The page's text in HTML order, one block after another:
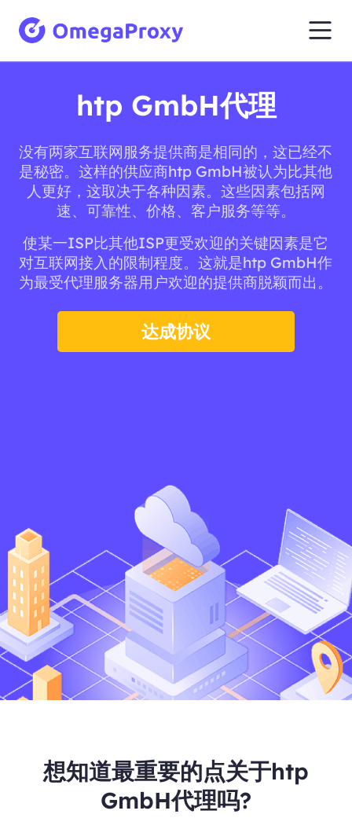
htp GmbH代理
没有两家互联网服务提供商是相同的，这已经不
是秘密。这样的供应商htp GmbH被认为比其他
人更好，这取决于各种因素。这些因素包括网
速、可靠性、价格、客户服务等等。
使某一ISP比其他ISP更受欢迎的关键因素是它
对互联网接入的限制程度。这就是htp GmbH作
为最受代理服务器用户欢迎的提供商脱颖而出。
达成协议
想知道最重要的点关于htp
GmbH代理吗?